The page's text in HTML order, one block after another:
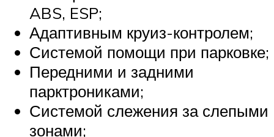
ABS, ESP;
Адаптивным круиз-контролем;
Системой помощи при парковке;
Передними и задними
парктрониками;
Системой слежения за слепыми
зонами;